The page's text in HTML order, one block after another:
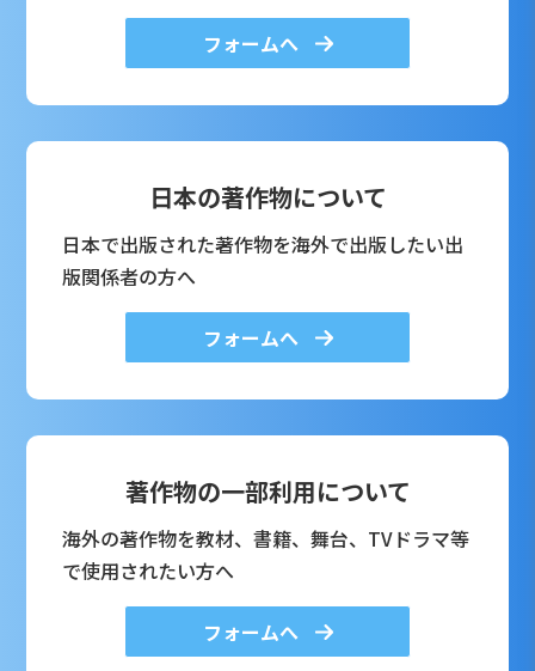
フォームへ
日本の著作物について
日本で出版された著作物を海外で出版したい出
版関係者の方へ
フォームへ
著作物の一部利用について
海外の著作物を教材、書籍、舞台、TVドラマ等
で使用されたい方へ
フォームへ